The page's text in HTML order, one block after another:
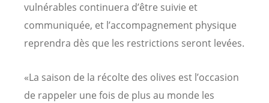
vulnérables continuera d’être suivie et
communiquée, et l’accompagnement physique
reprendra dès que les restrictions seront levées.
«La saison de la récolte des olives est l’occasion
de rappeler une fois de plus au monde les